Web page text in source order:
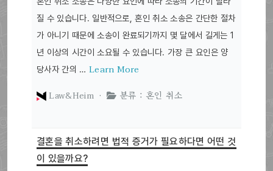
질 수 있습니다. 일반적으로, 혼인 취소 소송은 간단한 절차
가 아니기 때문에 소송이 완료되기까지 몇 달에서 길게는 1
년 이상의 시간이 소요될 수 있습니다. 가장 큰 요인은 양
당사자 간의 …Learn More
Law&Heim ·
분류 : 혼인 취소
결혼을 취소하려면 법적 증거가 필요하다면 어떤 것
이 있을까요?